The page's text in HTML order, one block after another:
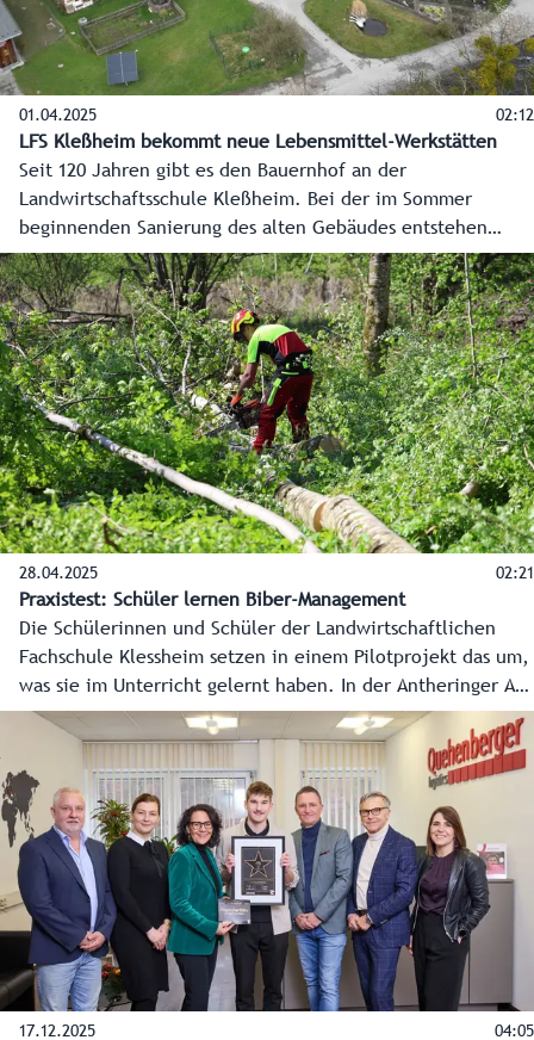
01.04.2025 02:12
LFS Kleßheim bekommt neue Lebensmittel-Werkstätten
Seit 120 Jahren gibt es den Bauernhof an der
Landwirtschaftsschule Kleßheim. Bei der im Sommer
beginnenden Sanierung des alten Gebäudes entstehen
neue Werkstätten für die Lebensmittelverarbeitung sowie
ein neuer Hofladen und ein Sensorikraum. Wesentliche
Infrastruktur für die praxisbezogene Ausbildung.
28.04.2025 02:21
Praxistest: Schüler lernen Biber-Management
Die Schülerinnen und Schüler der Landwirtschaftlichen
Fachschule Klessheim setzen in einem Pilotprojekt das um,
was sie im Unterricht gelernt haben. In der Antheringer Au
roden sie Erlen und forsten mit Weidenstecklingen auf. Das
soll den Biber dorthin locken, wo er Platz hat und keinen
Schaden anrichtet.
17.12.2025 04:05